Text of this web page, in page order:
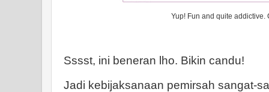
Yup! Fun and quite addictive.
Sssst, ini beneran lho. Bikin candu!
Jadi kebijaksanaan pemirsah sangat-